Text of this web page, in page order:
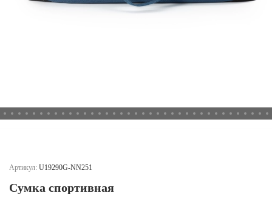
Санкт-Петербург и ЛО (3)
Тульская область (1)
Тюменская область (3)
Артикул: U19290G-NN251
Сумка спортивная